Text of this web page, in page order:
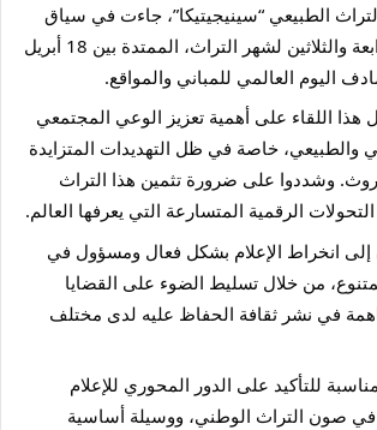
الطبيعي “سينيجيتيكا”، جاءت في سياق
الاحتفاء بالدورة الرابعة والثلاثين لشهر التراث، الممتدة بين 18 أبريل
هذا اللقاء على أهمية تعزيز الوعي المجتمعي
والطبيعي، خاصة في ظل التهديدات المتزايدة
وشددوا على ضرورة تثمين هذا التراث
الرقمية المتسارعة التي يعرفها العالم.
إلى انخراط الإعلام بشكل فعال ومسؤول في
من خلال تسليط الضوء على القضايا
في نشر ثقافة الحفاظ عليه لدى مختلف
للتأكيد على الدور المحوري للإعلام
صون التراث الوطني، ووسيلة أساسية